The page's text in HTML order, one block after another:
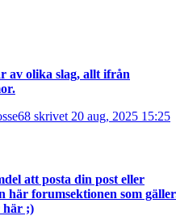
av olika slag, allt ifrån
skrivet 20 aug, 2025 15:25
att posta din post eller
här forumsektionen som
här ;)